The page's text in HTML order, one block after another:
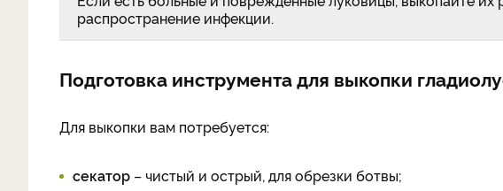
распространение инфекции.
Подготовка инструмента для выкопки
Для выкопки вам потребуется:
секатор – чистый и острый, для обрезки ботвы;